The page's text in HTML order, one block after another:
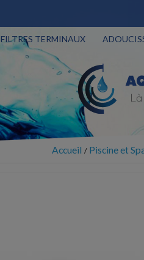
FILTRES TERMINAUX
Accueil Piscine et